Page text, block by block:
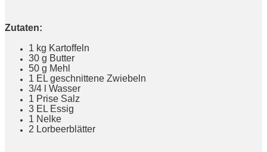
Zutaten:
1 kg Kartoffeln
30 g Butter
50 g Mehl
1 EL geschnittene Zwiebeln
3/4 l Wasser
1 Prise Salz
3 EL Essig
1 Nelke
2 Lorbeerblätter